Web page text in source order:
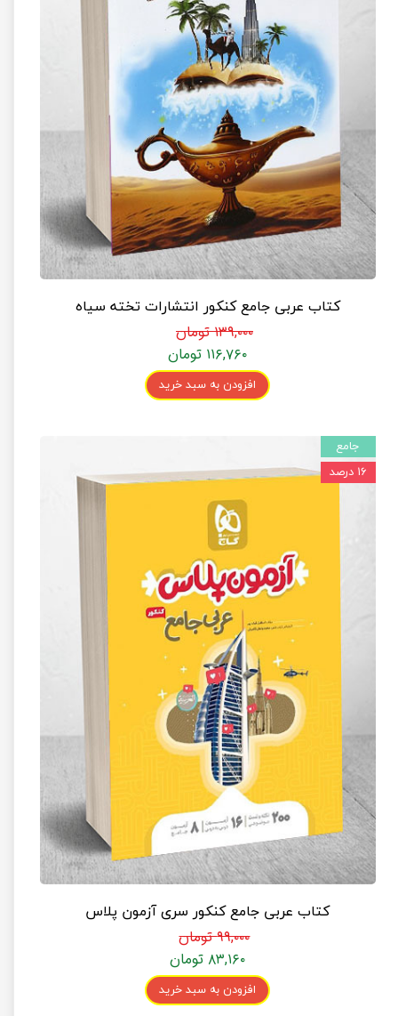
کتاب عربی جامع کنکور انتشارات تخته سیاه
۱۳۹,۰۰۰ تومان
۱۱۶,۷۶۰ تومان
افزودن به سبد خرید
کتاب عربی جامع کنکور سری آزمون پلاس
۹۹,۰۰۰ تومان
۸۳,۱۶۰ تومان
افزودن به سبد خرید
جامع
۱۶ درصد